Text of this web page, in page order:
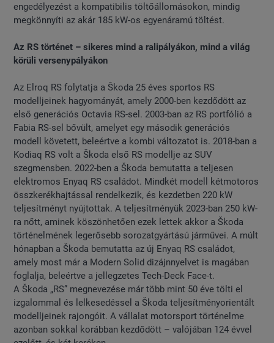
engedélyezést a kompatibilis töltőállomásokon, mindig
megkönnyíti az akár 185 kW-os egyenáramú töltést.
Az RS történet – sikeres mind a ralipályákon, mind a világ
körüli versenypályákon
Az Elroq RS folytatja a Škoda 25 éves sportos RS
modelljeinek hagyományát, amely 2000-ben kezdődött az
első generációs Octavia RS-sel. 2003-ban az RS portfólió a
Fabia RS-sel bővült, amelyet egy második generációs
modell követett, beleértve a kombi változatot is. 2018-ban a
Kodiaq RS volt a Škoda első RS modellje az SUV
szegmensben. 2022-ben a Škoda bemutatta a teljesen
elektromos Enyaq RS családot. Mindkét modell kétmotoros
összkerékhajtással rendelkezik, és kezdetben 220 kW
teljesítményt nyújtottak. A teljesítményük 2023-ban 250 kW-
ra nőtt, aminek köszönhetően ezek lettek akkor a Škoda
történelmének legerősebb sorozatgyártású járművei. A múlt
hónapban a Škoda bemutatta az új Enyaq RS családot,
amely most már a Modern Solid dizájnnyelvet is magában
foglalja, beleértve a jellegzetes Tech-Deck Face-t.
A Škoda „RS” megnevezése már több mint 50 éve tölti el
izgalommal és lelkesedéssel a Škoda teljesítményorientált
modelljeinek rajongóit. A vállalat motorsport történelme
azonban sokkal korábban kezdődött – valójában 124 évvel